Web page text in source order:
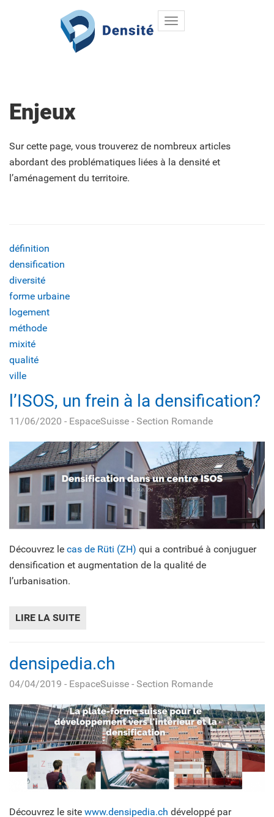
Aller au contenu principal
Toggle
Enjeux
Sur cette page, vous trouverez de nombreux articles
abordant des problématiques liées à la densité et
l’aménagement du territoire.
définition
densification
diversité
forme urbaine
logement
méthode
mixité
qualité
ville
l’ISOS, un frein à la densification?
11/06/2020 - EspaceSuisse - Section Romande
Découvrez le cas de Rüti (ZH) qui a contribué à conjuguer
densification et augmentation de la qualité de
l’urbanisation.
LIRE LA SUITE
densipedia.ch
04/04/2019 - EspaceSuisse - Section Romande
Découvrez le site www.densipedia.ch développé par